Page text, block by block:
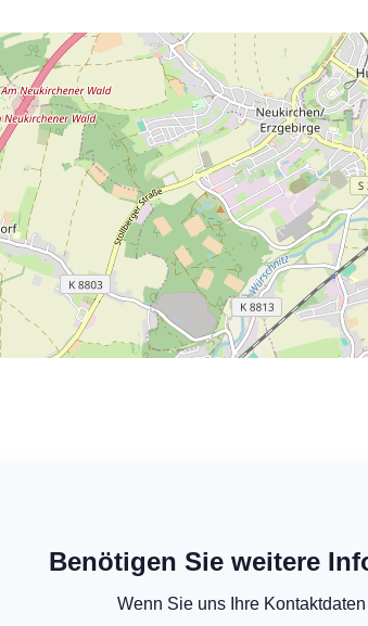
Benötigen Sie weitere
Wenn Sie uns Ihre